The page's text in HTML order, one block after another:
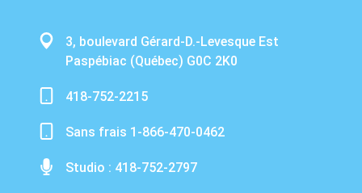
3, boulevard Gérard-D.-Levesque Est
Paspébiac (Québec) G0C 2K0
418-752-2215
Sans frais 1-866-470-0462
Studio : 418-752-2797